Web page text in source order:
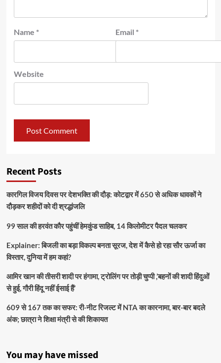
Name * Email *
Website
Recent Posts
कारगिल विजय दिवस पर देशभक्ति की दौड़: कोटद्वार में 650 से अधिक धावकों ने
दौड़कर शहीदों को दी श्रद्धांजलि
99 साल की हरवंत कौर पहुंचीं हेमकुंड साहिब, 14 किलोमीटर पैदल चलकर
Explainer: बिजली का बड़ा विकल्प बनता सूरज, देश में कैसे हो रहा सौर ऊर्जा का
विस्तार, दुनिया में हम कहां?
आमिर खान की तीसरी शादी पर हंगामा, ट्रोलिंग पर तोड़ी चुप्पी ,’बहनों की शादी हिंदुओं
से हुई, गौरी हिंदू नहीं ईसाई हैं’
609 से 167 तक का सफर: री-नीट रिजल्ट में NTA का कारनामा, बार-बार बदले
अंक; छात्रा ने शिक्षा मंत्री से की शिकायत
You may have missed